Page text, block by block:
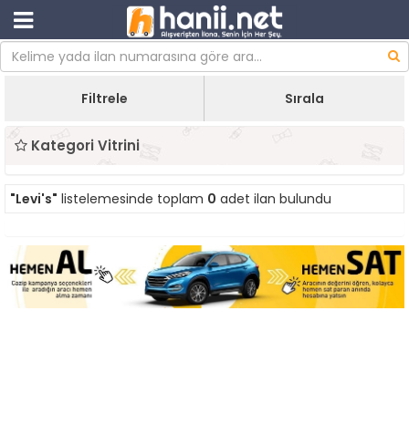
Filtrele Sırala
Kategori Vitrini
"Levi's" listelemesinde toplam 0 adet ilan bulundu